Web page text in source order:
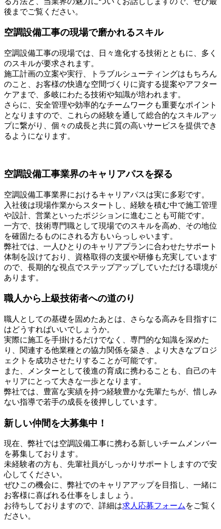
後までご覧ください。
空調設備工事の現場で磨かれるスキル
空調設備工事の現場では、日々進化する技術とともに、多く
のスキルが要求されます。
施工計画の立案や実行、トラブルシューティングはもちろん
のこと、お客様の快適な空間づくりに資する提案やアフター
ケアまで、多岐にわたる技術や知識が培われます。
さらに、安全管理や効率的なチームワークも重要なポイント
となりますので、これらの経験を通して総合的なスキルアッ
プに繋がり、個々の成長と共に質の高いサービスを提供でき
るようになります。
空調設備工事業界のキャリアパスを探る
空調設備工事業界におけるキャリアパスは実に多彩です。
入社後は現場作業からスタートし、経験を積む中で施工管理
や設計、営業といったポジションに進むことも可能です。
一方で、技術専門職として現場でのスキルを高め、その地位
を確固たるものにされる方もいらっしゃいます。
弊社では、一人ひとりのキャリアプランに合わせたサポート
体制を設けており、資格取得の支援や研修も充実しています
ので、長期的な視点でステップアップしていただける環境が
あります。
職人から上級技術者への道のり
職人としての基礎を固めたあとは、さらなる高みを目指すに
はどうすればいいでしょうか。
実際に施工を手掛けるだけでなく、専門的な知識を深めた
り、関連する他業種との協力関係を築き、より大きなプロジ
ェクトを成功させたりすることが可能です。
また、メンターとして後進の育成に携わることも、自己のキ
ャリアにとって大きな一歩となります。
弊社では、豊富な実績を持つ経験豊かな先輩たちが、惜しみ
ない指導で若手の成長を後押ししています。
新しい仲間を大募集中！
現在、弊社では空調設備工事に携わる新しいチームメンバー
を募集しております。
未経験者の方も、先輩社員がしっかりサポートしますので安
心してください。
ぜひこの機会に、弊社でのキャリアアップを目指し、一緒に
お客様に喜ばれる仕事をしましょう。
お待ちしておりますので、詳細は求人応募フォームをご覧く
ださい。